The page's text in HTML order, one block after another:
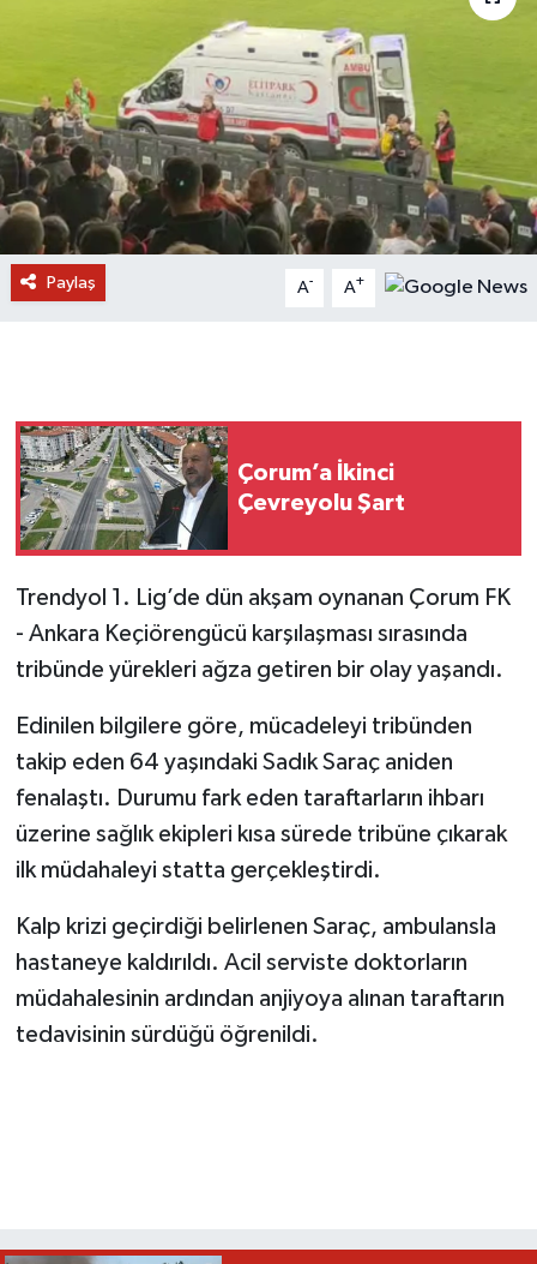
Paylaş A- A+
Çorum’a İkinci
Çevreyolu Şart
Trendyol 1. Lig’de dün akşam oynanan Çorum FK
- Ankara Keçiörengücü karşılaşması sırasında
tribünde yürekleri ağza getiren bir olay yaşandı.
Edinilen bilgilere göre, mücadeleyi tribünden
takip eden 64 yaşındaki Sadık Saraç aniden
fenalaştı. Durumu fark eden taraftarların ihbarı
üzerine sağlık ekipleri kısa sürede tribüne çıkarak
ilk müdahaleyi statta gerçekleştirdi.
Kalp krizi geçirdiği belirlenen Saraç, ambulansla
hastaneye kaldırıldı. Acil serviste doktorların
müdahalesinin ardından anjiyoya alınan taraftarın
tedavisinin sürdüğü öğrenildi.